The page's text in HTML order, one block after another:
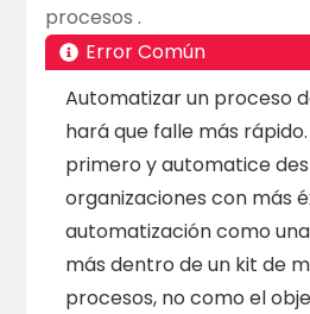
procesos .
Error Común
Automatizar un proceso
hará que falle más
primero y automatice
organizaciones con más
automatización como
más dentro de un kit de
procesos, no como el